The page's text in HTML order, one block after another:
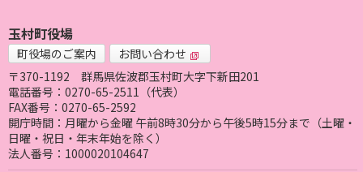
玉村町役場
町役場のご案内
お問い合わせ
〒370-1192
群馬県佐波郡玉村町大字下新田201
電話番号：0270-65-2511（代表）
FAX番号：0270-65-2592
開庁時間：月曜から金曜 午前8時30分から午後5時15分まで（土曜・
日曜・祝日・年末年始を除く）
法人番号：1000020104647